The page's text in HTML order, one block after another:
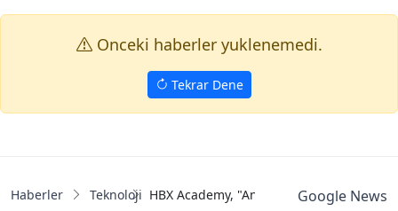
Onceki haberler yuklenemedi.
Tekrar Dene
Haberler Teknoloji HBX Academy, "Antiviral veGoogle News